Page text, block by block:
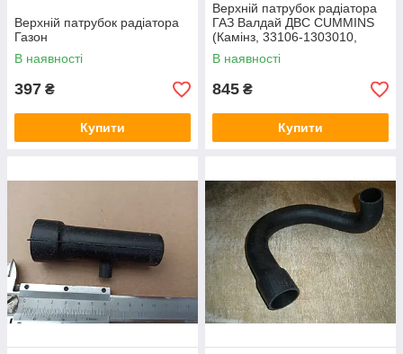
Верхній патрубок радіатора
Газон
В наявності
397 ₴
Купити
Верхній патрубок радіатора
ГАЗ Валдай ДВС CUMMINS
(Камінз, 33106-1303010,
заводський-Оригінал)
В наявності
845 ₴
Купити